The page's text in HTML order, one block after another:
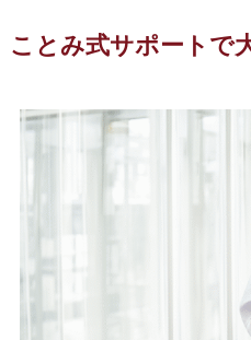
ことみ式サポートで